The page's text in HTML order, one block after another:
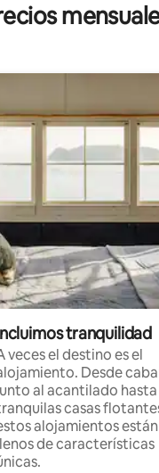
tranquilidad
veces el destino es el
Desde
al acantilado hasta
casas
alojamientos están
de características